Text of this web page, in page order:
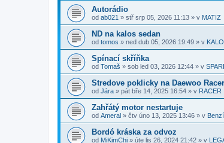
Autorádio
od ab021 » stř srp 05, 2026 11:13 » v MATIZ
ND na kalos sedan
od tomos » ned dub 05, 2026 19:49 » v
Spínací skříňka
od Tomaš » sob led 03, 2026 12:44 » v
Stredove poklicky na Daewoo Racer
od Jára » pát bře 14, 2025 16:54 » v RACER
Zahřátý motor nestartuje
od Ameral » čtv úno 13, 2025 13:46 » v
Bordó kráska za odvoz
od MiKimChi » úte lis 26, 2024 21:42 » v